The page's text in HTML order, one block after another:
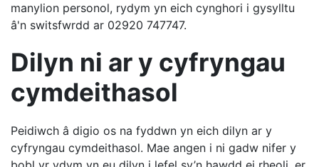
manylion personol, rydym yn eich cynghori i gysylltu
â'n switsfwrdd ar 02920 747747.
Dilyn ni ar y cyfryngau
cymdeithasol
Peidiwch â digio os na fyddwn yn eich dilyn ar y
cyfryngau cymdeithasol. Mae angen i ni gadw nifer y